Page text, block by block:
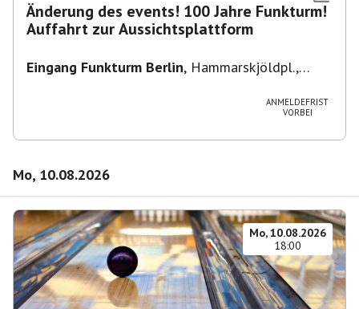
Änderung des events! 100 Jahre Funkturm!
Auffahrt zur Aussichtsplattform
Eingang Funkturm Berlin, Hammarskjöldpl.,
ANMELDEFRIST
VORBEI
Mo, 10.08.2026
Mo, 10.08.2026
18:00